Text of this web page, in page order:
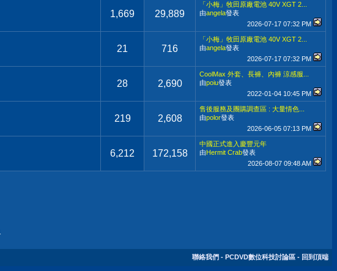
1,669 29,889
「小梅」牧田原廠電池 40V XGT 2...
由angela發表
2026-07-17 07:32 PM
21 716
「小梅」牧田原廠電池 40V XGT 2...
由angela發表
2026-07-17 07:32 PM
28 2,690
CoolMax 外套、長褲、內褲 涼感服...
由poiu發表
2022-01-04 10:45 PM
219 2,608
售後服務及團購調查區 : 大量情色...
由polor發表
2026-06-05 07:13 PM
6,212 172,158
中國正式進入慶豐元年
由Hermit Crab發表
2026-08-07 09:48 AM
聯絡我們 - PCDVD數位科技討論區 - 回到頂端